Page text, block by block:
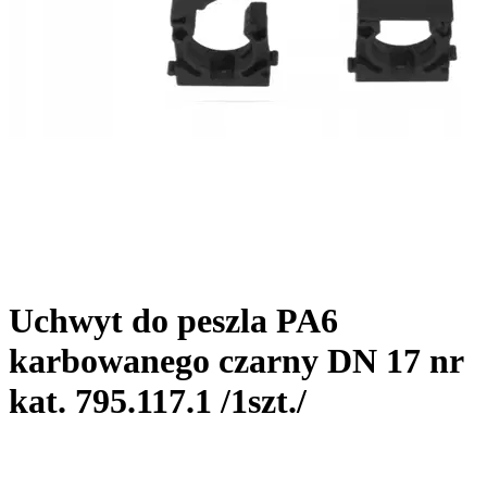
Uchwyt do peszla PA6
karbowanego czarny DN 17 nr
kat. 795.117.1 /1szt./